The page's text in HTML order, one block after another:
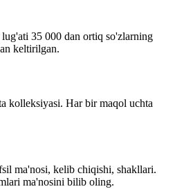
35 000 dan ortiq so'zlarning
keltirilgan.
kolleksiyasi. Har bir maqol uchta
ma'nosi, kelib chiqishi, shakllari.
ma'nosini bilib oling.